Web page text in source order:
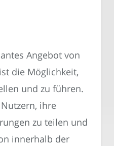
Angebot von
die Möglichkeit,
und zu führen.
ihre
zu teilen und
innerhalb der